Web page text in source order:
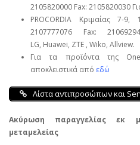
2105820000 Fax: 2105820030
PROCORDIA Κριμαίας 7-
2107777076 Fax:
LG, Huawei, ΖΤΕ , Wiko, Allview.
Για τα προϊόντα της
αποκλειστικά από εδώ
Λίστα αντιπροσώπων και
Ακύρωση παραγγελίας εκ
μεταμελείας